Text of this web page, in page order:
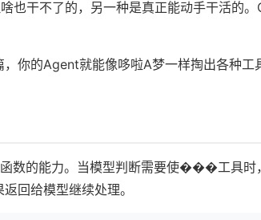
也干不了的，另一种是真正能动手干活的
你的Agent就能像哆啦A梦一样掏出各种工
数的能力。当模型判断需要使���工具时
回给模型继续处理。